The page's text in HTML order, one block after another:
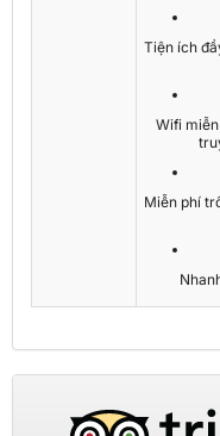
Tiện ích
Wifi
Miễn phí